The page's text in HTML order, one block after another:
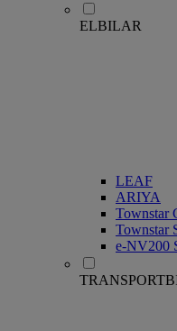
ELBILAR
LEAF
ARIYA
Townstar
Townstar
e-NV200